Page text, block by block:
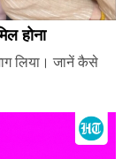
होना
लिया। जानें कैसे